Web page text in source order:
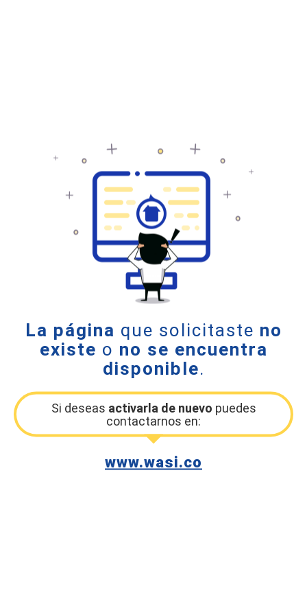
La página que solicitaste no
existe o no se encuentra
disponible.
Si deseas activarla de nuevo puedes
contactarnos en:
www.wasi.co